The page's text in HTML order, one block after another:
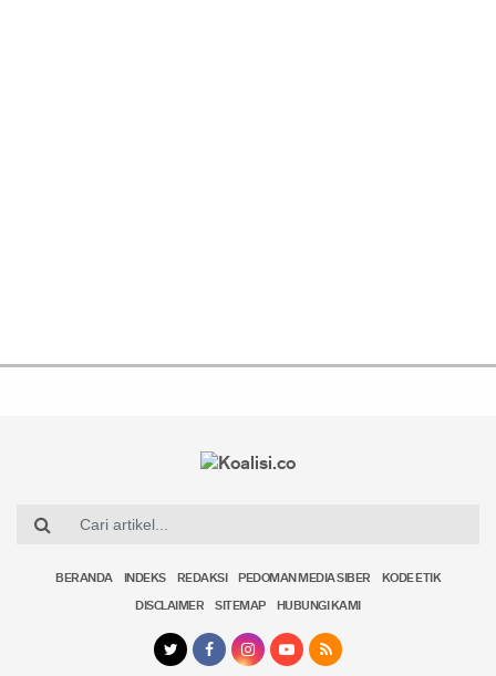
BERANDA INDEKS REDAKSI PEDOMAN MEDIA SIBER KODE ETIK
DISCLAIMER SITEMAP HUBUNGI KAMI